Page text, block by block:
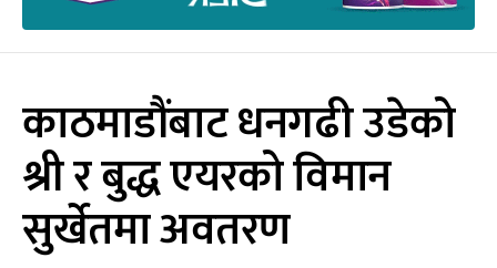
काठमाडौंबाट धनगढी उडेको
श्री र बुद्ध एयरको विमान
सुर्खेतमा अवतरण